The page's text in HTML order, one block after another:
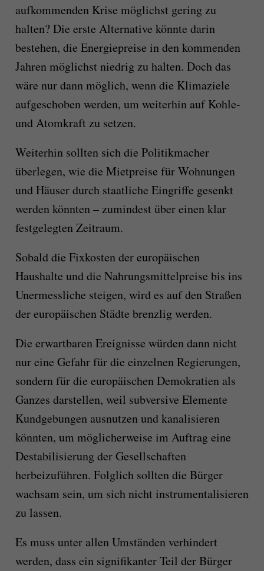
aufkommenden Krise möglichst gering zu
halten? Die erste Alternative könnte darin
bestehen, die Energiepreise in den kommenden
Jahren möglichst niedrig zu halten. Doch das
wäre nur dann möglich, wenn die Klimaziele
aufgeschoben werden, um weiterhin auf Kohle-
und Atomkraft zu setzen.
Weiterhin sollten sich die Politikmacher
überlegen, wie die Mietpreise für Wohnungen
und Häuser durch staatliche Eingriffe gesenkt
werden könnten – zumindest über einen klar
festgelegten Zeitraum.
Sobald die Fixkosten der europäischen
Haushalte und die Nahrungsmittelpreise bis ins
Unermessliche steigen, wird es auf den Straßen
der europäischen Städte brenzlig werden.
Die erwartbaren Ereignisse würden dann nicht
nur eine Gefahr für die einzelnen Regierungen,
sondern für die europäischen Demokratien als
Ganzes darstellen, weil subversive Elemente
Kundgebungen ausnutzen und kanalisieren
könnten, um möglicherweise im Auftrag eine
Destabilisierung der Gesellschaften
herbeizuführen. Folglich sollten die Bürger
wachsam sein, um sich nicht instrumentalisieren
zu lassen.
Es muss unter allen Umständen verhindert
werden, dass ein signifikanter Teil der Bürger